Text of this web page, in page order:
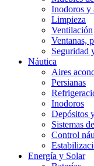
Inodoros y
Limpieza
Ventilación
Ventanas,
Seguridad
Náutica
Aires
Persianas
Inodoros
Depósitos
Sistemas
Control
Energía y Solar